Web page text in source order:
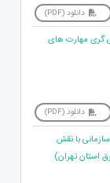
دانلود (PDF)
گری مهارت های
دانلود (PDF)
با نقش
استان تهران)